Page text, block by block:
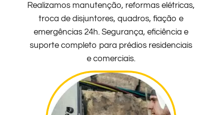
Realizamos manutenção, reformas elétricas,
troca de disjuntores, quadros, fiação e
emergências 24h. Segurança, eficiência e
suporte completo para prédios residenciais
e comerciais.